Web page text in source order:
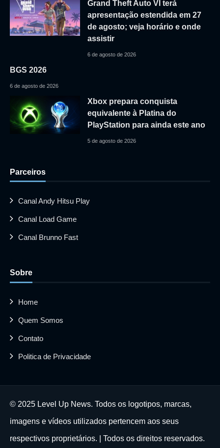
Grand Theft Auto VI terá
apresentação estendida em 27
de agosto; veja horário e onde
assistir
6 de agosto de 2026
BGS 2026
6 de agosto de 2026
Xbox prepara conquista
equivalente à Platina do
PlayStation para ainda este ano
5 de agosto de 2026
Parceiros
Canal Andy Hitsu Play
Canal Load Game
Canal Brunno Fast
Sobre
Home
Quem Somos
Contato
Politica de Privacidade
© 2025 Level Up News. Todos os logotipos, marcas,
imagens e vídeos utilizados pertencem aos seus
respectivos proprietários. | Todos os direitos reservados.